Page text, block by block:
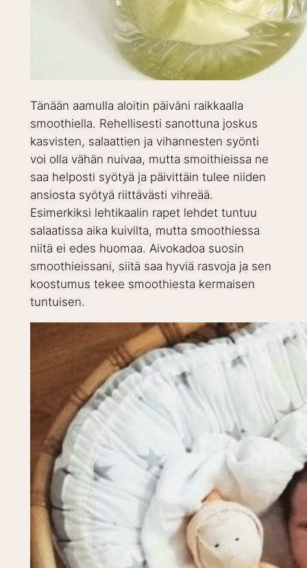
Tänään aamulla aloitin päiväni raikkaalla
smoothiella. Rehellisesti sanottuna joskus
kasvisten, salaattien ja vihannesten syönti
voi olla vähän nuivaa, mutta smoithieissa ne
saa helposti syötyä ja päivittäin tulee niiden
ansiosta syötyä riittävästi vihreää.
Esimerkiksi lehtikaalin rapet lehdet tuntuu
salaatissa aika kuivilta, mutta smoothiessa
niitä ei edes huomaa. Aivokadoa suosin
smoothieissani, siitä saa hyviä rasvoja ja sen
koostumus tekee smoothiesta kermaisen
tuntuisen.